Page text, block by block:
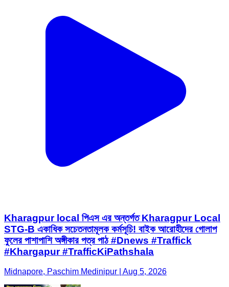
Kharagpur local পিএস এর অন্তর্গত Kharagpur Local
STG-B একাধিক সচেতনতামূলক কর্মসূচি! বাইক আরোহীদের গোলাপ
ফুলের পাশাপাশি অঙ্গীকার পত্র পাঠ #Dnews #Traffick
#Khargapur #TrafficKiPathshala
Midnapore, Paschim Medinipur | Aug 5, 2026